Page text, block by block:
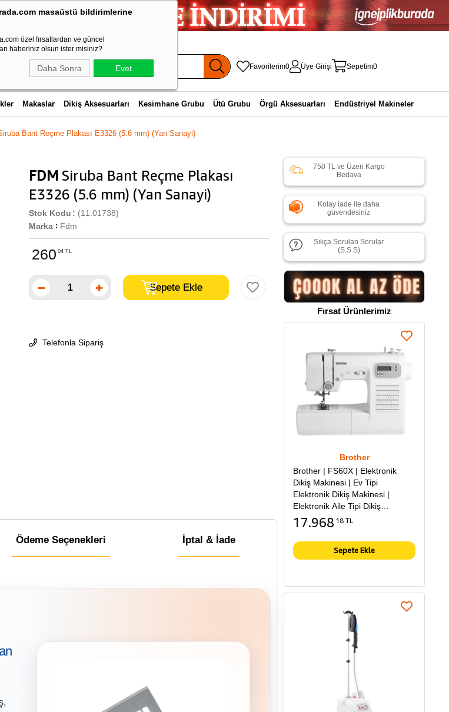
masaüstü bildirimlerine
özel fırsatlardan ve güncel
haberiniz olsun ister misiniz?
Daha Sonra Evet Favorilerim0 Üye Girişi Sepetim0
Makaslar Dikiş Aksesuarları Kesimhane Grubu Ütü Grubu Örgü Aksesuarları Endüstriyel Makineler
Bant Reçme Plakası E3326 (5.6 mm) (Yan Sanayi)
FDM Siruba Bant Reçme Plakası
E3326 (5.6 mm) (Yan Sanayi)
(11.01738)
Stok Kodu
Marka : Fdm
260 04 TL
Telefonla Sipariş
Ödeme Seçenekleri İptal & İade
750 TL ve Üzeri Kargo
Bedava
Kolay iade ile daha
güvendesiniz
Sıkça Sorulan Sorular
(S.S.S)
Fırsat Ürünlerimiz
Brother
Brother | FS60X | Elektronik
Dikiş Makinesi | Ev Tipi
Elektronik Dikiş Makinesi |
Elektronik Aile Tipi Dikiş
Makinesi
17.968 18 TL
Sepete Ekle